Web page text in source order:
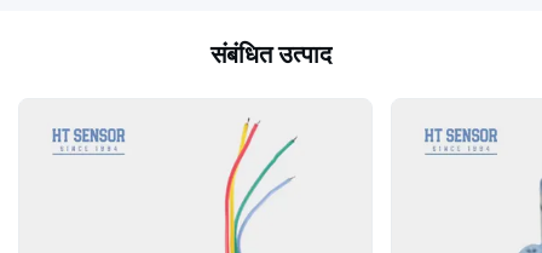
संबंधित उत्पाद